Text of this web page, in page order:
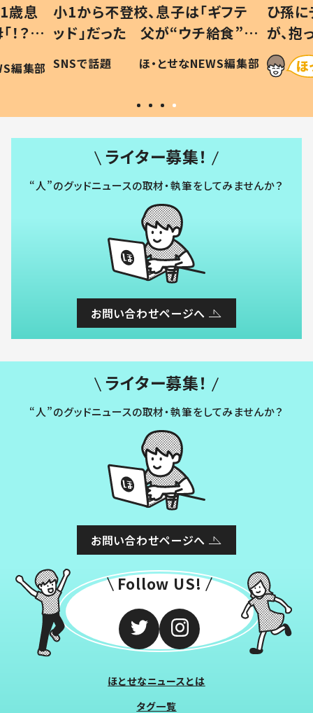
歳息
？」
編集部
小1から不登校、息子は「ギフテ
ッド」だった 父が“ウチ給食”を
作り続ける理由とは #令和の親
#令和の子
SNSで話題 ほ・とせなNEWS編集部
ひ孫
が、
「涙が
い」
ライター募集！
“人”のグッドニュースの取材・執筆をしてみませんか？
お問い合わせページへ
ライター募集！
“人”のグッドニュースの取材・執筆をしてみませんか？
お問い合わせページへ
Follow US!
ほとせなニュースとは
タグ一覧